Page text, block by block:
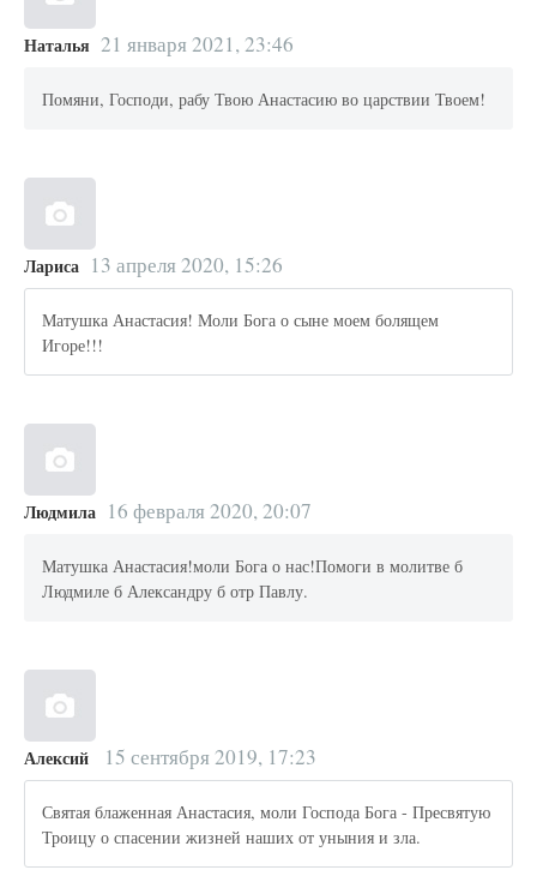
Наталья 21 января 2021, 23:46
Помяни, Господи, рабу Твою Анастасию во царствии Твоем!
Лариса 13 апреля 2020, 15:26
Матушка Анастасия! Моли Бога о сыне моем болящем
Игоре!!!
Людмила 16 февраля 2020, 20:07
Матушка Анастасия!моли Бога о нас!Помоги в молитве б
Людмиле б Александру б отр Павлу.
Алексий 15 сентября 2019, 17:23
Святая блаженная Анастасия, моли Господа Бога - Пресвятую
Троицу о спасении жизней наших от уныния и зла.